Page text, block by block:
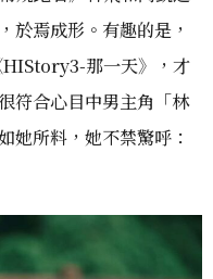
於焉成形。有趣的是，
那一天》，才
符合心目中男主角「林
她所料，她不禁驚呼：